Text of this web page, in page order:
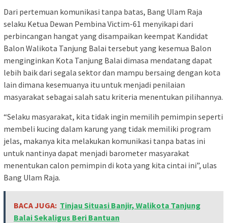
Dari pertemuan komunikasi tanpa batas, Bang Ulam Raja
selaku Ketua Dewan Pembina Victim-61 menyikapi dari
perbincangan hangat yang disampaikan keempat Kandidat
Balon Walikota Tanjung Balai tersebut yang kesemua Balon
menginginkan Kota Tanjung Balai dimasa mendatang dapat
lebih baik dari segala sektor dan mampu bersaing dengan kota
lain dimana kesemuanya itu untuk menjadi penilaian
masyarakat sebagai salah satu kriteria menentukan pilihannya.
“Selaku masyarakat, kita tidak ingin memilih pemimpin seperti
membeli kucing dalam karung yang tidak memiliki program
jelas, makanya kita melakukan komunikasi tanpa batas ini
untuk nantinya dapat menjadi barometer masyarakat
menentukan calon pemimpin di kota yang kita cintai ini”, ulas
Bang Ulam Raja.
BACA JUGA: Tinjau Situasi Banjir, Walikota Tanjung
Balai Sekaligus Beri Bantuan